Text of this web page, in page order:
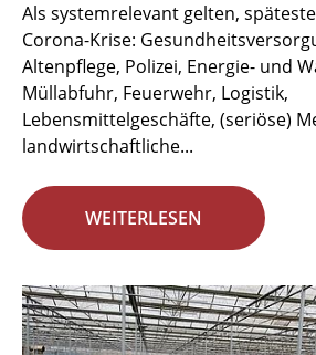
Als systemrelevant gelten,
Corona-Krise:
Altenpflege, Polizei, Energie- und
Müllabfuhr, Feuerwehr, Logistik,
Lebensmittelgeschäfte, (seriöse)
landwirtschaftliche...
WEITERLESEN